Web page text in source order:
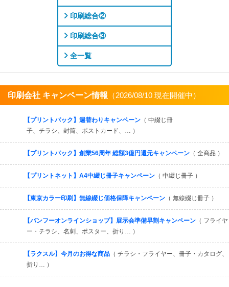
印刷総合②
印刷総合③
全一覧
印刷会社 キャンペーン情報 （2026/08/10 現在開催中）
【プリントパック】週替わりキャンペーン （ 中綴じ冊
子、チラシ、封筒、ポストカード、… ）
【プリントパック】創業56周年 総額3億円還元キャンペーン （ 全商品 ）
【プリントネット】A4中綴じ冊子キャンペーン （ 中綴じ冊子 ）
【東京カラー印刷】無線綴じ価格保障キャンペーン （ 無線綴じ冊子 ）
【バンフーオンラインショップ】展示会準備早割キャンペーン （ フライヤ
ー・チラシ、名刺、ポスター、折り… ）
【ラクスル】今月のお得な商品 （ チラシ・フライヤー、冊子・カタログ、
折り… ）